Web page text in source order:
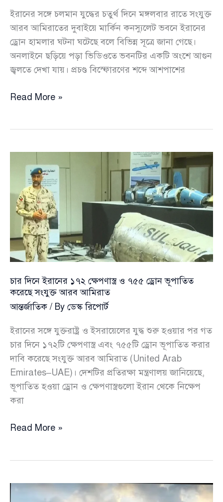
ইরানের সঙ্গে চলমান যুদ্ধের চতুর্থ দিনে মঙ্গলবার রাতে সংযুক্ত
আরব আমিরাতের দুবাইয়ে মার্কিন কনস্যুলেট ভবনে ইরানের
ড্রোন হামলার ঘটনা ঘটেছে বলে বিভিন্ন সূত্রে জানা গেছে।
অনলাইনে ছড়িয়ে পড়া ভিডিওতে ভবনটির একটি অংশে আগুন
জ্বলতে দেখা যায়। প্রচণ্ড বিস্ফোরণের শব্দে আশপাশের
দুবাইয়ে
ড্রোন
হামলা
Read More »
চার দিনে ইরানের ১৭২ ক্ষেপণাস্ত্র ও ৭৫৫ ড্রোন ভূপাতিত
করেছে সংযুক্ত আরব আমিরাত
আন্তর্জাতিক / By ডেস্ক রিপোর্ট
ইরানের সঙ্গে যুক্তরাষ্ট্র ও ইসরায়েলের যুদ্ধ শুরু হওয়ার পর গত
চার দিনে ১৭২টি ক্ষেপণাস্ত্র এবং ৭৫৫টি ড্রোন ভূপাতিত করার
দাবি করেছে সংযুক্ত আরব আমিরাত (United Arab
Emirates–UAE)। দেশটির প্রতিরক্ষা মন্ত্রণালয় জানিয়েছে,
ভূপাতিত হওয়া ড্রোন ও ক্ষেপণাস্ত্রগুলো ইরান থেকে নিক্ষেপ
করা
চার
ক্ষেপণাস্ত্র
ও
Read More »